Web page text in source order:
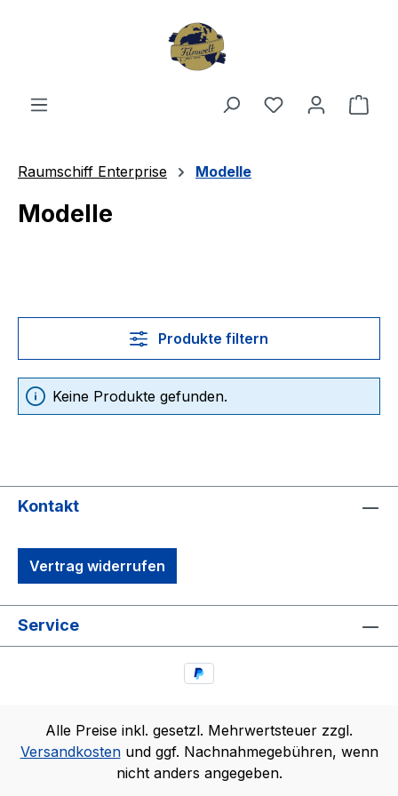
Du hast 0
Raumschiff Enterprise Modelle
Modelle
Produkte filtern
Keine Produkte gefunden.
Kontakt
Vertrag widerrufen
Service
Alle Preise inkl. gesetzl. Mehrwertsteuer zzgl.
Versandkostenund ggf. Nachnahmegebühren, wenn
nicht anders angegeben.